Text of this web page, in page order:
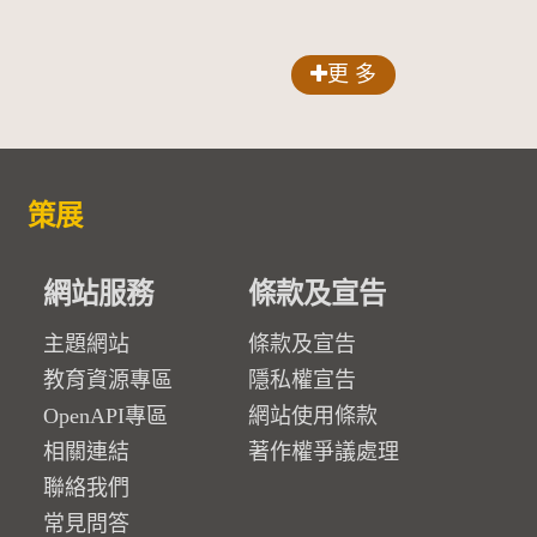
更 多
策展
網站服務
主題網站
教育資源專區
OpenAPI專區
相關連結
聯絡我們
常見問答
條款及宣告
條款及宣告
隱私權宣告
網站使用條款
著作權爭議處理